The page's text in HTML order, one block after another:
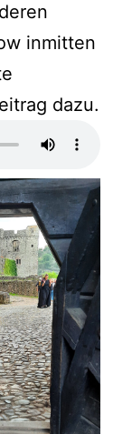
inmitten
dazu.